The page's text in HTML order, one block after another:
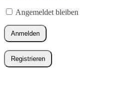
Angemeldet bleiben
Anmelden
Registrieren